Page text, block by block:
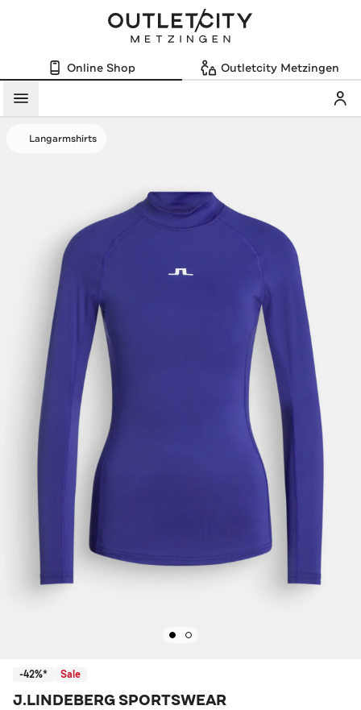
Online Shop Outletcity Metzingen
Menü
Langarmshirts
-42%* Sale
J.LINDEBERG SPORTSWEAR